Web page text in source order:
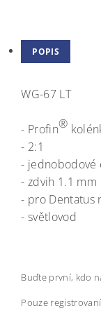
POPIS
WG-67 LT
- Profin®
- 2:1
- jednobodové
- zdvih 1.1 mm
- pro Dentatus
- světlovod
Buďte první, kdo
Pouze